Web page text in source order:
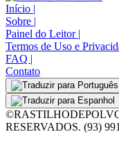
Início |
Sobre |
Painel do Leitor |
Termos de Uso e
FAQ |
Contato
RESERVADOS. (93)